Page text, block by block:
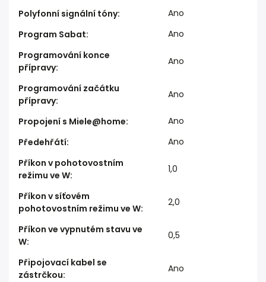
Polyfonní signální tóny:
Ano
Program Sabat:
Ano
Programování konce
přípravy:
Ano
Programování začátku
přípravy:
Ano
Propojení s Miele@home:
Ano
Předehřátí:
Ano
Příkon v pohotovostním
režimu ve W:
1,0
Příkon v síťovém
pohotovostním režimu ve W:
2,0
Příkon ve vypnutém stavu ve
W:
0,5
Připojovací kabel se
zástrčkou:
Ano